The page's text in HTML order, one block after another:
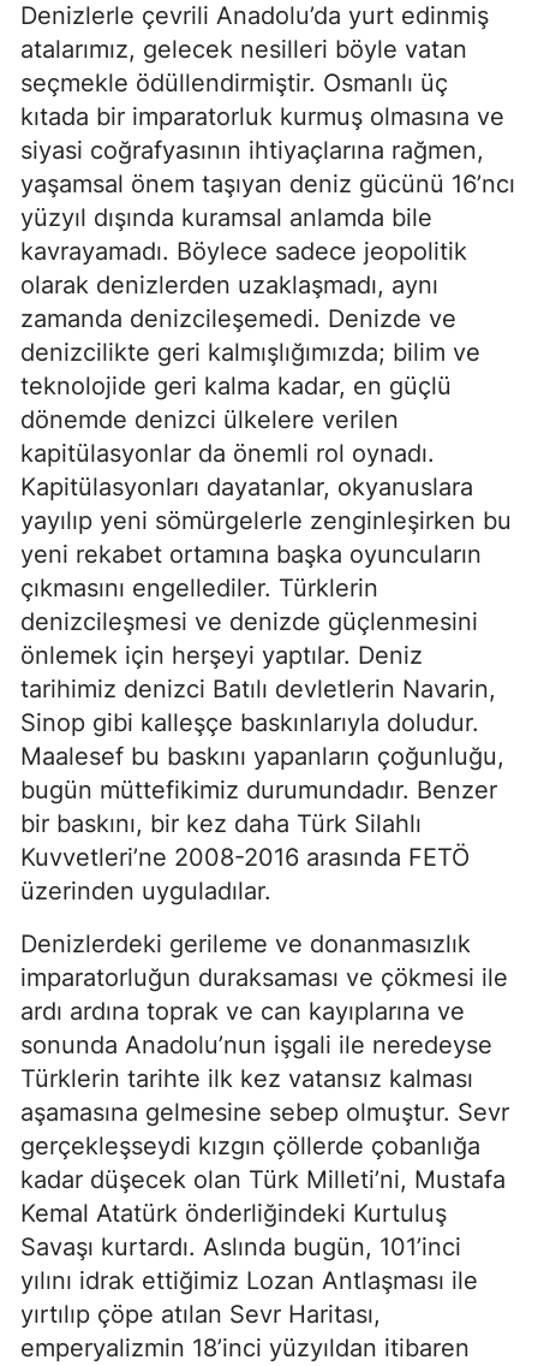
Denizlerle çevrili Anadolu’da yurt edinmiş
atalarımız, gelecek nesilleri böyle vatan
seçmekle ödüllendirmiştir. Osmanlı üç
kıtada bir imparatorluk kurmuş olmasına ve
siyasi coğrafyasının ihtiyaçlarına rağmen,
yaşamsal önem taşıyan deniz gücünü 16’ncı
yüzyıl dışında kuramsal anlamda bile
kavrayamadı. Böylece sadece jeopolitik
olarak denizlerden uzaklaşmadı, aynı
zamanda denizcileşemedi. Denizde ve
denizcilikte geri kalmışlığımızda; bilim ve
teknolojide geri kalma kadar, en güçlü
dönemde denizci ülkelere verilen
kapitülasyonlar da önemli rol oynadı.
Kapitülasyonları dayatanlar, okyanuslara
yayılıp yeni sömürgelerle zenginleşirken bu
yeni rekabet ortamına başka oyuncuların
çıkmasını engellediler. Türklerin
denizcileşmesi ve denizde güçlenmesini
önlemek için herşeyi yaptılar. Deniz
tarihimiz denizci Batılı devletlerin Navarin,
Sinop gibi kalleşçe baskınlarıyla doludur.
Maalesef bu baskını yapanların çoğunluğu,
bugün müttefikimiz durumundadır. Benzer
bir baskını, bir kez daha Türk Silahlı
Kuvvetleri’ne 2008-2016 arasında FETÖ
üzerinden uyguladılar.
Denizlerdeki gerileme ve donanmasızlık
imparatorluğun duraksaması ve çökmesi ile
ardı ardına toprak ve can kayıplarına ve
sonunda Anadolu’nun işgali ile neredeyse
Türklerin tarihte ilk kez vatansız kalması
aşamasına gelmesine sebep olmuştur. Sevr
gerçekleşseydi kızgın çöllerde çobanlığa
kadar düşecek olan Türk Milleti’ni, Mustafa
Kemal Atatürk önderliğindeki Kurtuluş
Savaşı kurtardı. Aslında bugün, 101’inci
yılını idrak ettiğimiz Lozan Antlaşması ile
yırtılıp çöpe atılan Sevr Haritası,
emperyalizmin 18’inci yüzyıldan itibaren